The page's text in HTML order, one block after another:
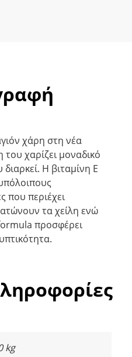
χάρη στη νέα
χαρίζει μοναδικό
Η βιταμίνη Ε
που περιέχει
τα χείλη ενώ
προσφέρει
kg